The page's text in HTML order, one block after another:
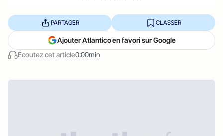
Écoutez cet article0:00min
PARTAGER CLASSER
Ajouter Atlantico en favori sur Google